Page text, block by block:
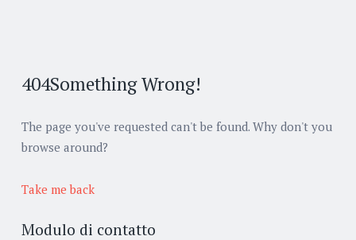
404Something Wrong!
The page you've requested can't be found. Why don't you
browse around?
Take me back
Modulo di contatto